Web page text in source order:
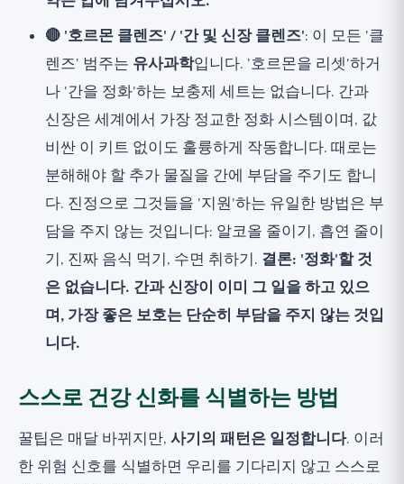
🔴 '호르몬 클렌즈' / '간 및 신장 클렌즈': 이 모든 '클
렌즈' 범주는 유사과학입니다. '호르몬을 리셋'하거
나 '간을 정화'하는 보충제 세트는 없습니다. 간과
신장은 세계에서 가장 정교한 정화 시스템이며, 값
비싼 이 키트 없이도 훌륭하게 작동합니다. 때로는
분해해야 할 추가 물질을 간에 부담을 주기도 합니
다. 진정으로 그것들을 '지원'하는 유일한 방법은 부
담을 주지 않는 것입니다: 알코올 줄이기, 흡연 줄이
기, 진짜 음식 먹기, 수면 취하기. 결론: '정화'할 것
은 없습니다. 간과 신장이 이미 그 일을 하고 있으
며, 가장 좋은 보호는 단순히 부담을 주지 않는 것입
니다.
스스로 건강 신화를 식별하는 방법
꿀팁은 매달 바뀌지만, 사기의 패턴은 일정합니다. 이러
한 위험 신호를 식별하면 우리를 기다리지 않고 스스로